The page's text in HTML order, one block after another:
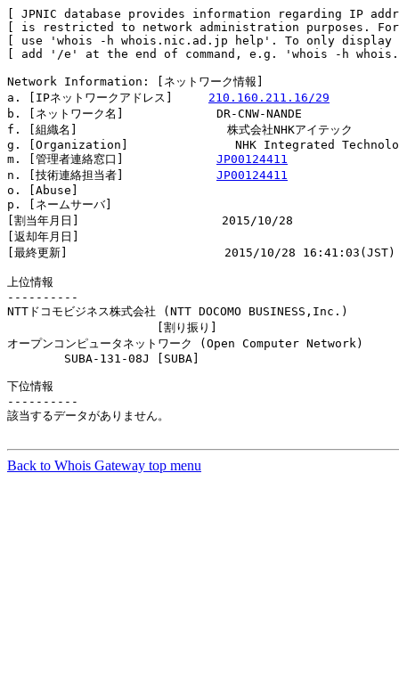
[ JPNIC database provides information regarding IP
[ is restricted to network administration purposes.
[ use 'whois -h whois.nic.ad.jp help'. To only
[ add '/e' at the end of command, e.g. 'whois -h
Network Information: [ネットワーク情報]
a. [IPネットワークアドレス] 210.160.211.16/29
b. [ネットワーク名]             DR-CNW-NANDE
f. [組織名]                     株式会社NHKアイテック
g. [Organization]               NHK Integrated
m. [管理者連絡窓口] JP00124411
n. [技術連絡担当者] JP00124411
o. [Abuse]
p. [ネームサーバ]
[割当年月日]                    2015/10/28
[返却年月日]
[最終更新]                      2015/10/28 16:41:03(JST)
上位情報
----------
NTTドコモビジネス株式会社 (NTT DOCOMO BUSINESS,Inc.)
[割り
オープンコンピュータネットワーク (Open Computer Network)
SUBA-131-08J
下位情報
----------
該当するデータがありません。
Back to Whois Gateway top menu